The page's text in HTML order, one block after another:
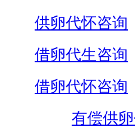
供卵代怀咨询
借卵代生咨询
借卵代怀咨询
有偿供